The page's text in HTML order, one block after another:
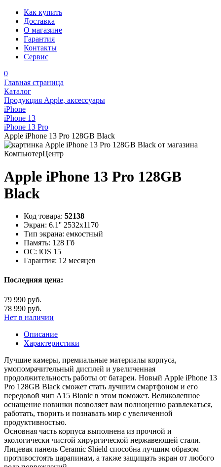
Как купить
Доставка
О магазине
Гарантия
Контакты
Сервис
0
Главная страница
Каталог
Продукция Apple, аксессуары
iPhone
iPhone 13
iPhone 13 Pro
Apple iPhone 13 Pro 128GB Black
Apple iPhone 13 Pro 128GB
Black
Код товара: 52138
Экран: 6.1'' 2532x1170
Тип экрана: емкостный
Память: 128 Гб
ОС: iOS 15
Гарантия: 12 месяцев
Последняя цена:
79 990 руб.
78 990 руб.
Нет в наличии
Описание
Характеристики
Лучшие камеры, премиальные материалы корпуса,
умопомрачительный дисплей и увеличенная
продолжительность работы от батареи. Новый Apple iPhone 13
Pro 128GB Black сможет стать лучшим смартфоном и его
передовой чип A15 Bionic в этом поможет. Великолепное
оснащение новинки позволяет вам полноценно развлекаться,
работать, творить и познавать мир с увеличенной
продуктивностью.
Основная часть корпуса выполнена из прочной и
экологически чистой хирургической нержавеющей стали.
Лицевая панель Ceramic Shield способна лучшим образом
противостоять царапинам, а также защищать экран от любого